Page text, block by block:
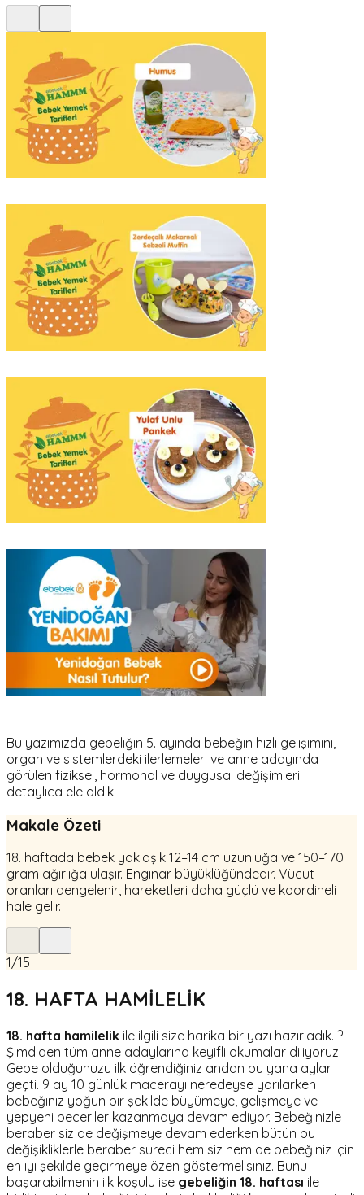
Bu yazımızda gebeliğin 5. ayında bebeğin hızlı gelişimini,
organ ve sistemlerdeki ilerlemeleri ve anne adayında
görülen fiziksel, hormonal ve duygusal değişimleri
detaylıca ele aldık.
Makale Özeti
18. haftada bebek yaklaşık 12–14 cm uzunluğa ve 150–170
gram ağırlığa ulaşır. Enginar büyüklüğündedir. Vücut
oranları dengelenir, hareketleri daha güçlü ve koordineli
hale gelir.
1/15
18. HAFTA HAMİLELİK
18. hafta hamilelik ile ilgili size harika bir yazı hazırladık. ?
Şimdiden tüm anne adaylarına keyifli okumalar diliyoruz.
Gebe olduğunuzu ilk öğrendiğiniz andan bu yana aylar
geçti. 9 ay 10 günlük macerayı neredeyse yarılarken
bebeğiniz yoğun bir şekilde büyümeye, gelişmeye ve
yepyeni beceriler kazanmaya devam ediyor. Bebeğinizle
beraber siz de değişmeye devam ederken bütün bu
değişikliklerle beraber süreci hem siz hem de bebeğiniz için
en iyi şekilde geçirmeye özen göstermelisiniz. Bunu
başarabilmenin ilk koşulu ise gebeliğin 18. haftası ile